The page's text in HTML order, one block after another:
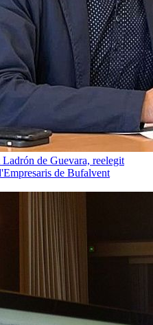
Ladrón de Guevara, reelegit
de Bufalvent